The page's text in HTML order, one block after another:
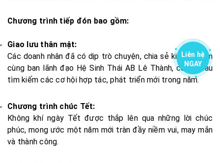
Chương trình tiếp đón bao gồm:
Giao lưu thân mật:
Các doanh nhân đã có dịp trò chuyện, chia sẻ kinh nghiệm
cùng ban lãnh đạo Hệ Sinh Thái AB Lê Thành, cùng nhau
tìm kiếm các cơ hội hợp tác, phát triển mới trong năm.
Chương trình chúc Tết:
Không khí ngày Tết được thắp lên qua những lời chúc
phúc, mong ước một năm mới tràn đầy niềm vui, may mắn
và thành công.
Liên hệ
NGAY